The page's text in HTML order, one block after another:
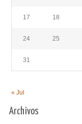
17 18
24 25
31
« Jul
Archivos